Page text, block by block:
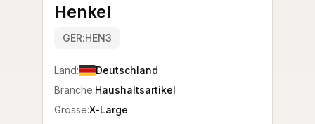
Henkel
GER:HEN3
Land:
Deutschland
Branche:Haushaltsartikel
Grösse:X-Large